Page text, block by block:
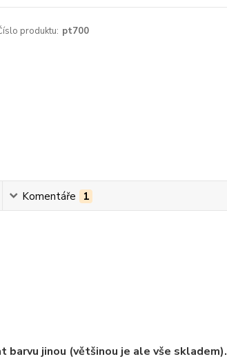
produktu: pt700
Komentáře 1
barvu jinou (většinou je ale vše skladem).